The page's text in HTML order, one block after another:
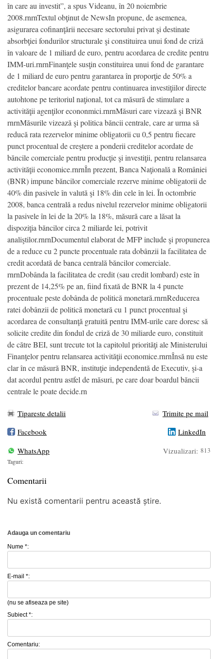
în care au investit”, a spus Videanu, în 20 noiembrie
2008.rnrnTextul obţinut de NewsIn propune, de asemenea,
asigurarea cofinanţării necesare sectorului privat şi destinate
absorbţiei fondurilor structurale şi constituirea unui fond de criză
în valoare de 1 miliard de euro, pentru acordarea de credite pentru
IMM-uri.rnrnFinanţele susţin constituirea unui fond de garantare
de 1 miliard de euro pentru garantarea în proporţie de 50% a
creditelor bancare acordate pentru continuarea investiţiilor directe
autohtone pe teritoriul naţional, tot ca măsură de stimulare a
activităţii agenţilor econonmici.rnrnMăsuri care vizează şi BNR
rnrnMăsurile vizează şi politica băncii centrale, care ar urma să
reducă rata rezervelor minime obligatorii cu 0,5 pentru fiecare
punct procentual de creştere a ponderii creditelor acordate de
băncile comerciale pentru producţie şi investiţii, pentru relansarea
activităţii economice.rnrnÎn prezent, Banca Naţională a României
(BNR) impune băncilor comerciale rezerve minime obligatorii de
40% din pasivele în valută şi 18% din cele în lei. În octombrie
2008, banca centrală a redus nivelul rezervelor minime obligatorii
la pasivele în lei de la 20% la 18%, măsură care a lăsat la
dispoziţia băncilor circa 2 miliarde lei, potrivit
analiştilor.rnrnDocumentul elaborat de MFP include şi propunerea
de a reduce cu 2 puncte procentuale rata dobânzii la facilitatea de
credit acordată de banca centrală băncilor comerciale.
rnrnDobânda la facilitatea de credit (sau credit lombard) este în
prezent de 14,25% pe an, fiind fixată de BNR la 4 puncte
procentuale peste dobânda de politică monetară.rnrnReducerea
ratei dobânzii de politică monetară cu 1 punct procentual şi
acordarea de consultanţă gratuită pentru IMM-urile care doresc să
solicite credite din fondul de criză de 30 miliarde euro, constituit
de către BEI, sunt trecute tot la capitolul priorităţi ale Ministerului
Finanţelor pentru relansarea activităţii economice.rnrnÎnsă nu este
clar în ce măsură BNR, instituţie independentă de Executiv, şi-a
dat acordul pentru astfel de măsuri, pe care doar boardul băncii
centrale le poate decide.rn
Tipareste detalii
Trimite pe mail
Facebook
LinkedIn
WhatsApp
Vizualizari: 813
Taguri:
Comentarii
Nu există comentarii pentru această știre.
Adauga un comentariu
Nume *:
E-mail *:
(nu se afiseaza pe site)
Subiect *:
Comentariu: